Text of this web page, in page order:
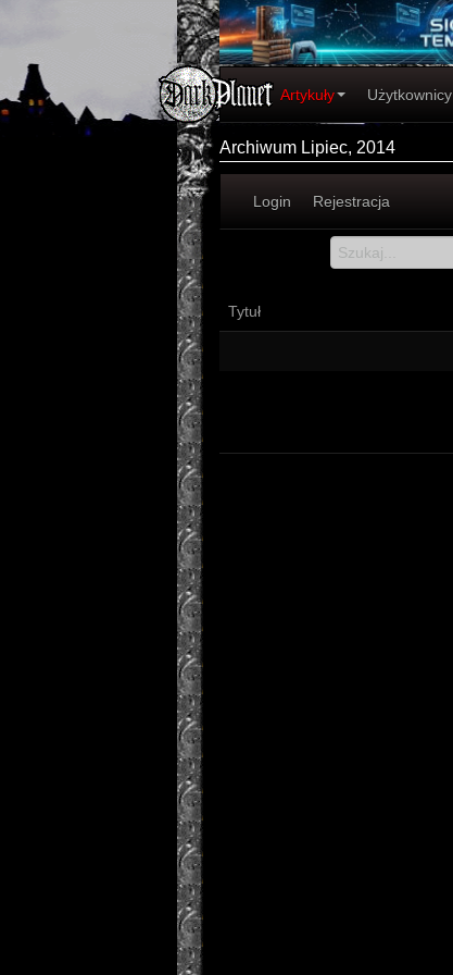
Artykuły Użytkownicy
Archiwum Lipiec, 2014
Login Rejestracja
Tytuł